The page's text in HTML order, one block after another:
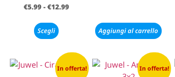
€5.99 - €12.99
Scegli Aggiungi al carrello
In offerta! In offerta!